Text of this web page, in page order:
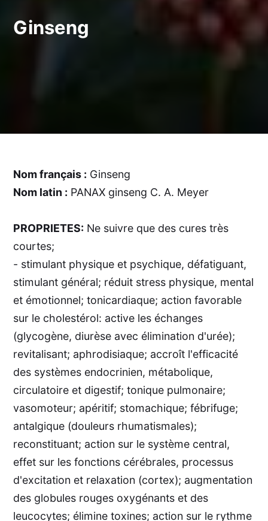
Ginseng
Nom français : Ginseng
Nom latin : PANAX ginseng C. A. Meyer
PROPRIETES: Ne suivre que des cures très
courtes;
- stimulant physique et psychique, défatiguant,
stimulant général; réduit stress physique, mental
et émotionnel; tonicardiaque; action favorable
sur le cholestérol: active les échanges
(glycogène, diurèse avec élimination d'urée);
revitalisant; aphrodisiaque; accroît l'efficacité
des systèmes endocrinien, métabolique,
circulatoire et digestif; tonique pulmonaire;
vasomoteur; apéritif; stomachique; fébrifuge;
antalgique (douleurs rhumatismales);
reconstituant; action sur le système central,
effet sur les fonctions cérébrales, processus
d'excitation et relaxation (cortex); augmentation
des globules rouges oxygénants et des
leucocytes; élimine toxines; action sur le rythme